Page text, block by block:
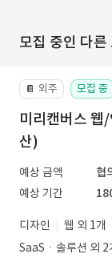
모집 중인 다른
📔 외주 모집 중
미리캔버스 웹
산)
예상 금액
협
예상 기간
디자인
웹 외 1개
SaaSㆍ솔루션 외 2